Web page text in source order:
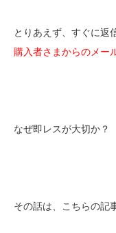
とりあえず、すぐに返
購入者さまからのメー
なぜ即レスが大切か？
その話は、こちらの記